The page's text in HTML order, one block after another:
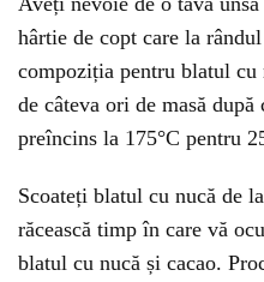
hârtie de copt care la
compoziția pentru blatul
de câteva ori de masă
preîncins la 175°C pentru
Scoateți blatul cu nucă de
răcească timp în care vă
blatul cu nucă și cacao.